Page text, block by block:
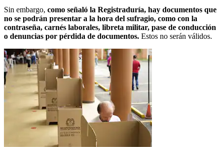
Sin embargo, como señaló la Registraduría, hay documentos que
no se podrán presentar a la hora del sufragio, como con la
contraseña, carnés laborales, libreta militar, pase de conducción
o denuncias por pérdida de documentos. Estos no serán válidos.